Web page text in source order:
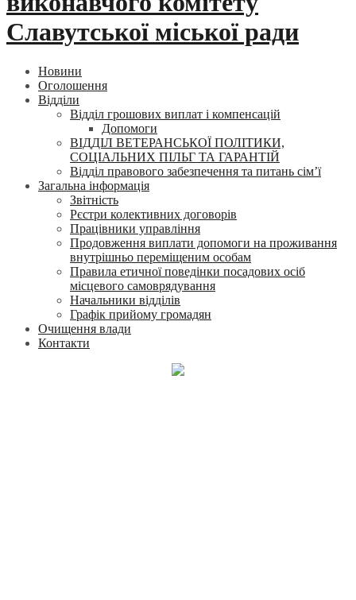
Славутської міської ради
Новини
Оголошення
Відділи
Відділ грошових виплат і компенсацій
Допомоги
ВІДДІЛ ВЕТЕРАНСЬКОЇ ПОЛІТИКИ,
СОЦІАЛЬНИХ ПІЛЬГ ТА ГАРАНТІЙ
Відділ правового забезпечення та питань сім’ї
Загальна інформація
Звітність
Рєстри колективних договорів
Працівники управління
Продовження виплати допомоги на проживання
внутрішньо переміщеним особам
Правила етичної поведінки посадових осіб
місцевого самоврядування
Начальники відділів
Графік прийому громадян
Очищення влади
Контакти